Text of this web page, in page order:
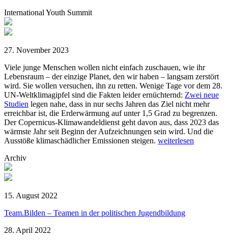
International Youth Summit
27. November 2023
Viele junge Menschen wollen nicht einfach zuschauen, wie ihr
Lebensraum – der einzige Planet, den wir haben – langsam zerstört
wird. Sie wollen versuchen, ihn zu retten. Wenige Tage vor dem 28.
UN-Weltklimagipfel sind die Fakten leider ernüchternd: Zwei neue
Studien legen nahe, dass in nur sechs Jahren das Ziel nicht mehr
erreichbar ist, die Erderwärmung auf unter 1,5 Grad zu begrenzen.
Der Copernicus-Klimawandeldienst geht davon aus, dass 2023 das
wärmste Jahr seit Beginn der Aufzeichnungen sein wird. Und die
Ausstöße klimaschädlicher Emissionen steigen. weiterlesen
Archiv
15. August 2022
Team.Bilden – Teamen in der politischen Jugendbildung
28. April 2022